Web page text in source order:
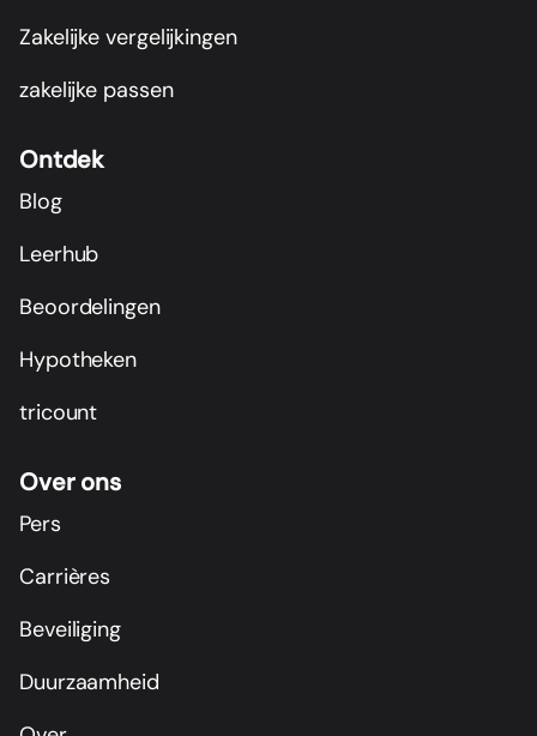
Zakelijke vergelijkingen
zakelijke passen
Ontdek
Blog
Leerhub
Beoordelingen
Hypotheken
tricount
Over ons
Pers
Carrières
Beveiliging
Duurzaamheid